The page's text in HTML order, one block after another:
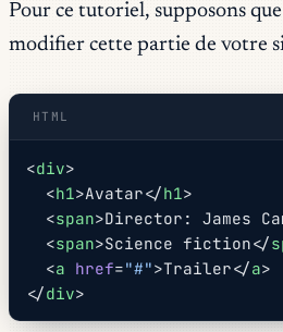
Pour ce tutoriel, supposons
modifier cette partie de votre
HTML
<div>
  <
h1>Avatar</h1>
  <
span>Director: James
  <
span>Science fiction</
  <
a href="#">Trailer</a>
</div>